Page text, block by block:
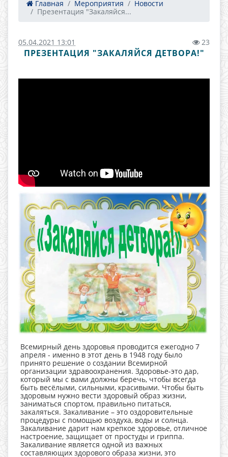
Главная Мероприятия
Новости
Презентация "Закаляйся...
05.04.2021 13:01 23
ПРЕЗЕНТАЦИЯ "ЗАКАЛЯЙСЯ ДЕТВОРА!"
Всемирный день здоровья проводится ежегодно 7
апреля - именно в этот день в 1948 году было
принято решение о создании Всемирной
организации здравоохранения. Здоровье-это дар,
который мы с вами должны беречь, чтобы всегда
быть весёлыми, сильными, красивыми. Чтобы быть
здоровым нужно вести здоровый образ жизни,
заниматься спортом, правильно питаться,
закаляться. Закаливание – это оздоровительные
процедуры с помощью воздуха, воды и солнца.
Закаливание дарит нам крепкое здоровье, отличное
настроение, защищает от простуды и гриппа.
Закаливание является одной из важных
составляющих здорового образа жизни, это